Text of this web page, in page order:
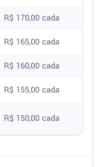
R$ 170,00 cada
R$ 165,00 cada
R$ 160,00 cada
R$ 155,00 cada
R$ 150,00 cada